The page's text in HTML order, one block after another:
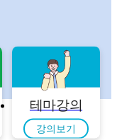
테마강의
강의보기